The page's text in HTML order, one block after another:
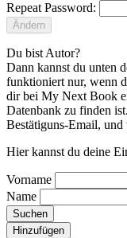
Repeat Password:
Ändern
Du bist Autor?
Dann kannst du unten
funktioniert nur, wenn
dir bei My Next Book
Datenbank zu finden
Bestätiguns-Email,
Hier kannst du deine
Vorname
Name
Suchen
Hinzufügen